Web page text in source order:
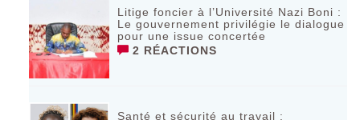
Litige foncier à l’Université Nazi Boni :
Le gouvernement privilégie le dialogue
pour une issue concertée
2 RÉACTIONS
Santé et sécurité au travail :